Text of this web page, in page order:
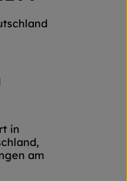
in
am